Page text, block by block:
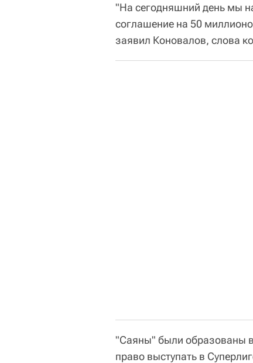
"На сегодняшний день мы
соглашение на 50
заявил Коновалов, слова
"Саяны" были образованы в
право выступать в